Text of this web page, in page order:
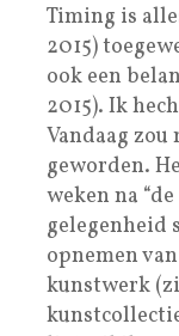
Timing is
2015)
ook een
2015). Ik
Vandaag
geworden.
weken na
gelegenheid
opnemen
kunstwerk